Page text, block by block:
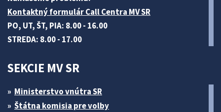
Kontaktný formulár Call Centra MV SR
PO, UT, ŠT, PIA: 8.00 - 16.00
STREDA: 8.00 - 17.00
SEKCIE MV SR
Ministerstvo vnútra SR
Štátna komisia pre volby